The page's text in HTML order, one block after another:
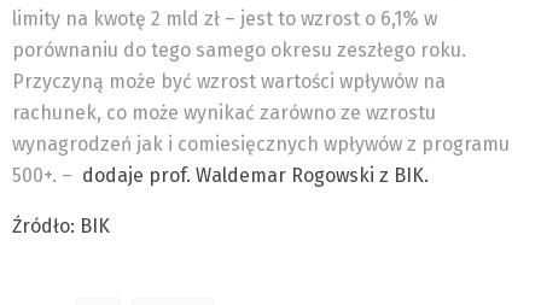
limity na kwotę 2 mld zł – jest to wzrost o 6,1% w
porównaniu do tego samego okresu zeszłego roku.
Przyczyną może być wzrost wartości wpływów na
rachunek, co może wynikać zarówno ze wzrostu
wynagrodzeń jak i comiesięcznych wpływów z programu
500+. – dodaje prof. Waldemar Rogowski z BIK.
Źródło: BIK